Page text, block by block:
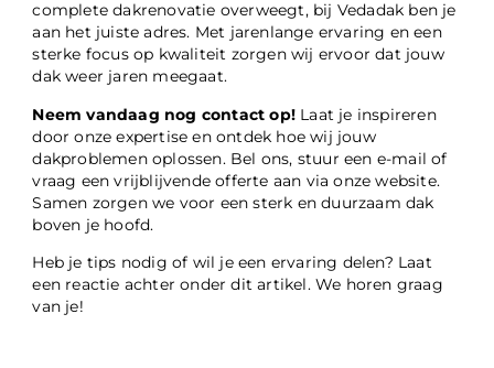
complete dakrenovatie overweegt, bij Vedadak ben je
aan het juiste adres. Met jarenlange ervaring en een
sterke focus op kwaliteit zorgen wij ervoor dat jouw
dak weer jaren meegaat.
Neem vandaag nog contact op! Laat je inspireren
door onze expertise en ontdek hoe wij jouw
dakproblemen oplossen. Bel ons, stuur een e-mail of
vraag een vrijblijvende offerte aan via onze website.
Samen zorgen we voor een sterk en duurzaam dak
boven je hoofd.
Heb je tips nodig of wil je een ervaring delen? Laat
een reactie achter onder dit artikel. We horen graag
van je!